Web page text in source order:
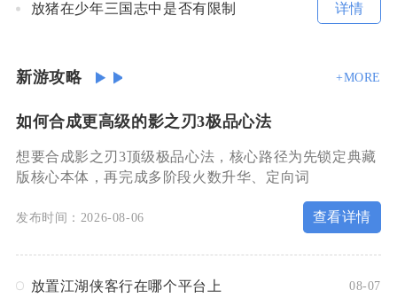
放猪在少年三国志中是否有限制 详情
新游攻略 +MORE
如何合成更高级的影之刃3极品心法
想要合成影之刃3顶级极品心法，核心路径为先锁定典藏
版核心本体，再完成多阶段火数升华、定向词
发布时间：2026-08-06 查看详情
放置江湖侠客行在哪个平台上 08-07